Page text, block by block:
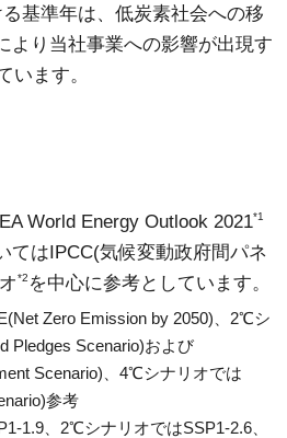
基準年は、低炭素社会への移
より当社事業への影響が出現す
います。
World Energy Outlook 2021*1
てはIPCC(気候変動政府間パネ
*2 を中心に参考としています。
Zero Emission by 2050)、2℃シ
Pledges Scenario)および
Scenario)、4℃シナリオでは
参考
1.9、2℃シナリオではSSP1-2.6、